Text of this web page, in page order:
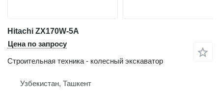
Hitachi ZX170W-5A
Цена по запросу
Строительная техника - колесный экскаватор
Узбекистан, Ташкент